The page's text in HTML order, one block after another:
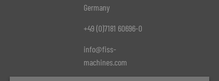
Germany
+49 (0)7181 60696-0
info@fiss-
machines.com